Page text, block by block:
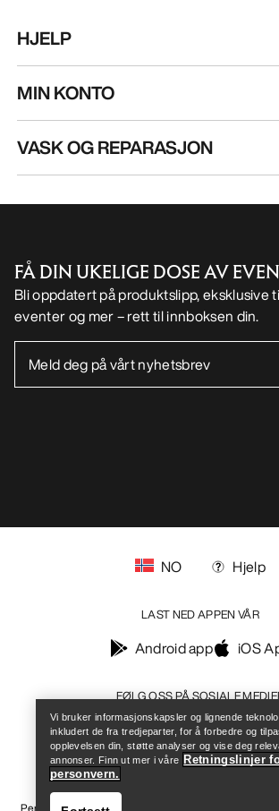
HJELP
MIN KONTO
VASK OG REPARASJON
FÅ DIN UKELIGE DOSE AV
Bli oppdatert på produktslipp, eksklusive
eventer og mer – rett til innboksen din.
FØLG OSS PÅ SOSIALE
NO Hjelp
LAST NED APPEN VÅR
Android app iOS
Informasjonskapsler
Personvernerklæring
Vi bruker informasjonskapsler og lignende
inkludert de fra tredjeparter, for å forbedre og
opplevelsen din, støtte analyser og vise deg
annonser. Finn ut mer i våre Retningslinjer
personvern.